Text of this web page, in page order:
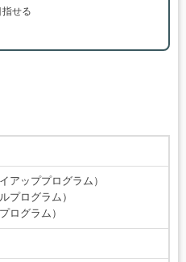
せる
アッププログラム）
プログラム）
ログラム）